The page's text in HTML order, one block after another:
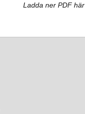
Ladda ner PDF här